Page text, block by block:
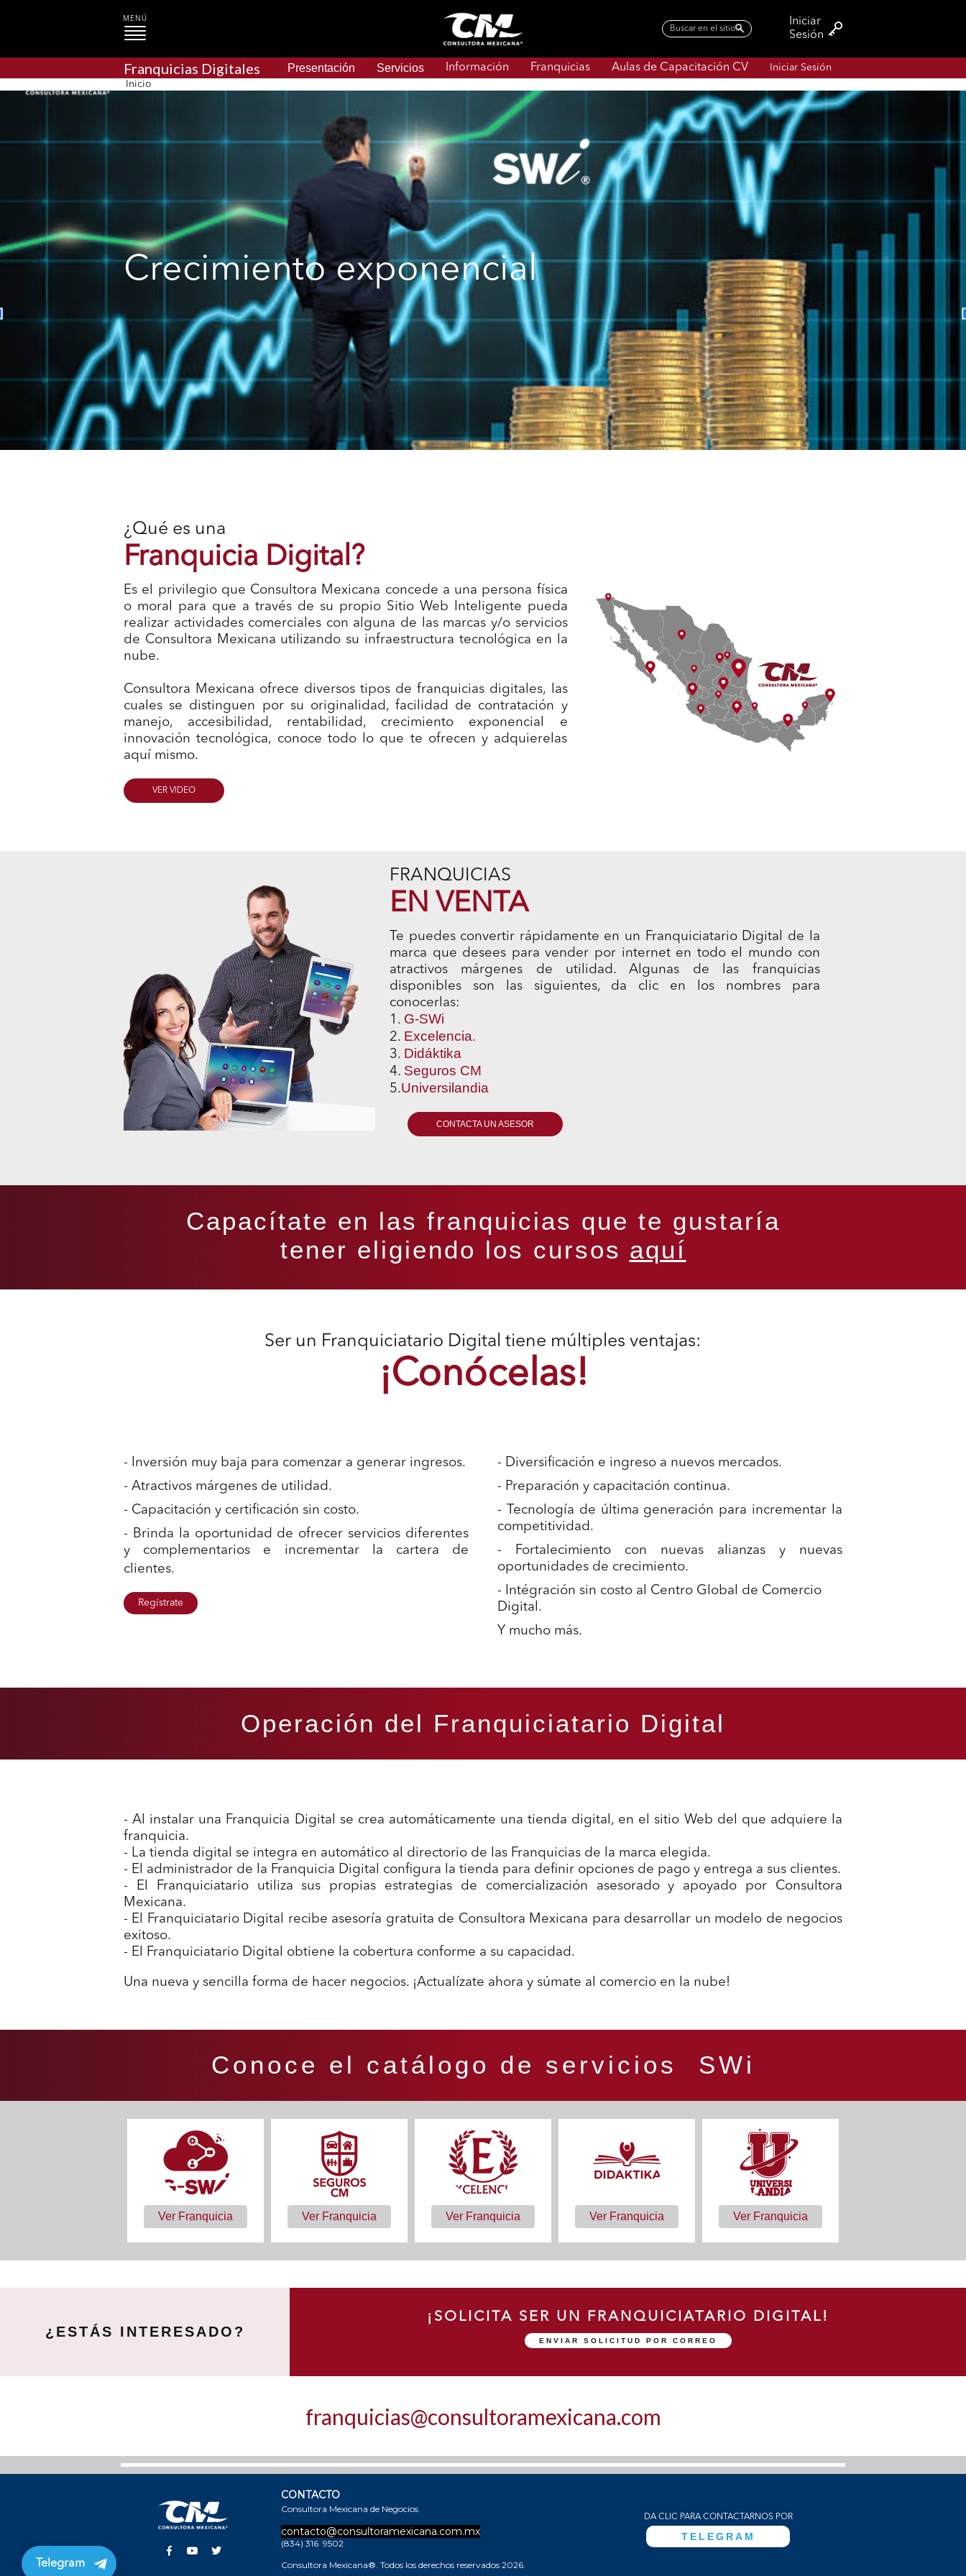
MENÚ
Franquicias Digitales Presentación Servicios Información Franquicias Aulas de Capacitación CV
Iniciar Sesión
Inicio
Crecimiento exponencial
¿Qué es una
Franquicia Digital?
Es el privilegio que Consultora Mexicana concede a una persona física
o moral para que a través de su propio Sitio Web Inteligente pueda
realizar actividades comerciales con alguna de las marcas y/o servicios
de Consultora Mexicana utilizando su infraestructura tecnológica en la
nube.
Consultora Mexicana ofrece diversos tipos de franquicias digitales, las
cuales se distinguen por su originalidad, facilidad de contratación y
manejo, accesibilidad, rentabilidad, crecimiento exponencial e
innovación tecnológica, conoce todo lo que te ofrecen y adquierelas
aquí mismo.
VER VIDEO
REPRODUCIR VIDEO
FRANQUICIAS
EN VENTA
Te puedes convertir rápidamente en un Franquiciatario Digital de la
marca que desees para vender por internet en todo el mundo con
atractivos márgenes de utilidad. Algunas de las franquicias
disponibles son las siguientes, da clic en los nombres para
conocerlas:
1. G-SWi
2. Excelencia.
3. Didáktika
4. Seguros CM
5.Universilandia
CONTACTA UN ASESOR
Capacítate en las franquicias que te gustaría
tener eligiendo los cursos aquí
Ser un Franquiciatario Digital tiene múltiples ventajas:
¡Conócelas!
- Inversión muy baja para comenzar a generar ingresos.
- Atractivos márgenes de utilidad.
- Capacitación y certificación sin costo.
- Brinda la oportunidad de ofrecer servicios diferentes
y complementarios e incrementar la cartera de
clientes.
Regístrate
- Diversificación e ingreso a nuevos mercados.
- Preparación y capacitación continua.
- Tecnología de última generación para incrementar la
competitividad.
- Fortalecimiento con nuevas alianzas y nuevas
oportunidades de crecimiento.
- Intégración sin costo al Centro Global de Comercio
Digital.
Y mucho más.
Operación del Franquiciatario Digital
- Al instalar una Franquicia Digital se crea automáticamente una tienda digital, en el sitio Web del que adquiere la
franquicia.
- La tienda digital se integra en automático al directorio de las Franquicias de la marca elegida.
- El administrador de la Franquicia Digital configura la tienda para definir opciones de pago y entrega a sus clientes.
- El Franquiciatario utiliza sus propias estrategias de comercialización asesorado y apoyado por Consultora
Mexicana.
- El Franquiciatario Digital recibe asesoría gratuita de Consultora Mexicana para desarrollar un modelo de negocios
exitoso.
- El Franquiciatario Digital obtiene la cobertura conforme a su capacidad.
Una nueva y sencilla forma de hacer negocios. ¡Actualízate ahora y súmate al comercio en la nube!
Conoce el catálogo de servicios SWi
Ver Franquicia Ver Franquicia Ver Franquicia Ver Franquicia Ver Franquicia
¿ESTÁS INTERESADO?
¡SOLICITA SER UN FRANQUICIATARIO DIGITAL!
ENVIAR SOLICITUD POR CORREO
franquicias@consultoramexicana.com
Telegram
CONTACTO
Consultora Mexicana de Negocios
contacto@consultoramexicana.com.mx
(834) 316 9502
Consultora Mexicana®. Todos los derechos reservados 2026.
DA CLIC PARA CONTACTARNOS POR
TELEGRAM